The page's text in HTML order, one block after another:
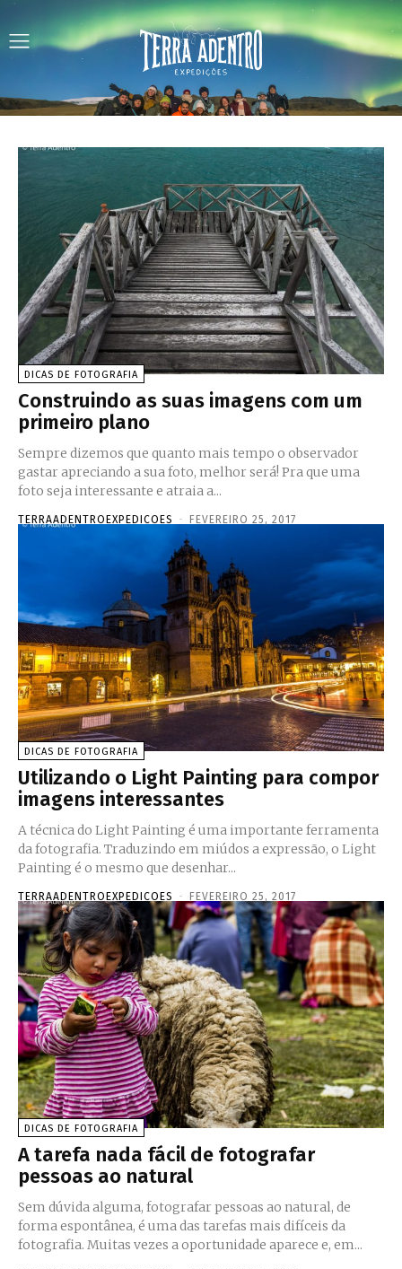
DICAS DE FOTOGRAFIA
Construindo as suas imagens com um
primeiro plano
Sempre dizemos que quanto mais tempo o observador
gastar apreciando a sua foto, melhor será! Pra que uma
foto seja interessante e atraia a...
TERRAADENTROEXPEDICOES - FEVEREIRO 25, 2017
DICAS DE FOTOGRAFIA
Utilizando o Light Painting para compor
imagens interessantes
A técnica do Light Painting é uma importante ferramenta
da fotografia. Traduzindo em miúdos a expressão, o Light
Painting é o mesmo que desenhar...
TERRAADENTROEXPEDICOES - FEVEREIRO 25, 2017
DICAS DE FOTOGRAFIA
A tarefa nada fácil de fotografar
pessoas ao natural
Sem dúvida alguma, fotografar pessoas ao natural, de
forma espontânea, é uma das tarefas mais difíceis da
fotografia. Muitas vezes a oportunidade aparece e, em...